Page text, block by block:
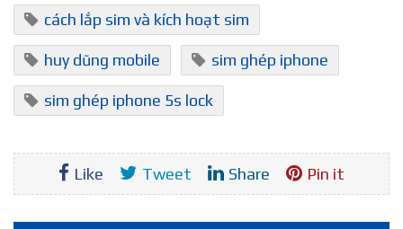
cách lắp sim và kích hoạt sim
huy dũng mobile sim ghép iphone
sim ghép iphone 5s lock
Like Tweet Share Pin it